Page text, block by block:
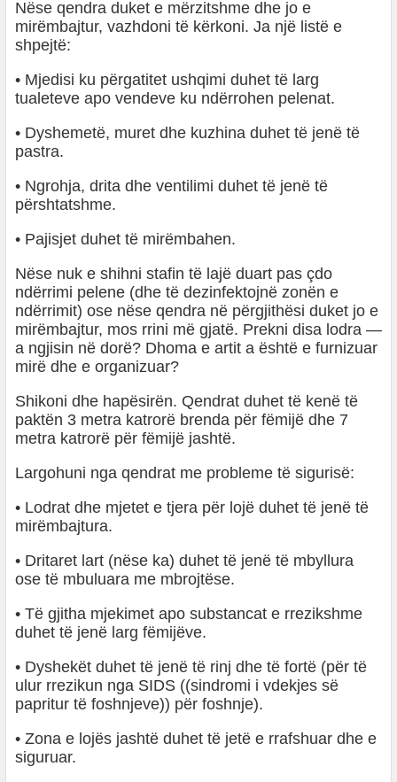
Nëse qendra duket e mërzitshme dhe jo e
mirëmbajtur, vazhdoni të kërkoni. Ja një listë e
shpejtë:
• Mjedisi ku përgatitet ushqimi duhet të larg
tualeteve apo vendeve ku ndërrohen pelenat.
• Dyshemetë, muret dhe kuzhina duhet të jenë të
pastra.
• Ngrohja, drita dhe ventilimi duhet të jenë të
përshtatshme.
• Pajisjet duhet të mirëmbahen.
Nëse nuk e shihni stafin të lajë duart pas çdo
ndërrimi pelene (dhe të dezinfektojnë zonën e
ndërrimit) ose nëse qendra në përgjithësi duket jo e
mirëmbajtur, mos rrini më gjatë. Prekni disa lodra —
a ngjisin në dorë? Dhoma e artit a është e furnizuar
mirë dhe e organizuar?
Shikoni dhe hapësirën. Qendrat duhet të kenë të
paktën 3 metra katrorë brenda për fëmijë dhe 7
metra katrorë për fëmijë jashtë.
Largohuni nga qendrat me probleme të sigurisë:
• Lodrat dhe mjetet e tjera për lojë duhet të jenë të
mirëmbajtura.
• Dritaret lart (nëse ka) duhet të jenë të mbyllura
ose të mbuluara me mbrojtëse.
• Të gjitha mjekimet apo substancat e rrezikshme
duhet të jenë larg fëmijëve.
• Dyshekët duhet të jenë të rinj dhe të fortë (për të
ulur rrezikun nga SIDS ((sindromi i vdekjes së
papritur të foshnjeve)) për foshnje).
• Zona e lojës jashtë duhet të jetë e rrafshuar dhe e
siguruar.